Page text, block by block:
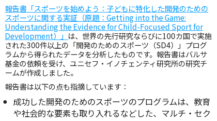
報告書「スポーツを始めよう：子どもに特化した開発のための
スポーツに関する実証（原題：Getting into the Game:
Understanding the Evidence for Child-Focused Sport for
Development）」 は、世界の先行研究ならびに100カ国で実施
された300件以上の「開発のためのスポーツ（SD4）」プログ
ラムから得られたデータを分析したものです。報告書はバルサ
基金の依頼を受け、ユニセフ・イノチェンティ研究所の研究チ
ームが作成しました。
報告書は以下の点も指摘しています：
成功した開発のためのスポーツのプログラムは、教育
や社会的な要素も取り入れるなどした、マルチ・セク